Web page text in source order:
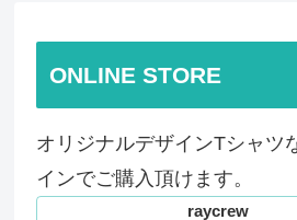
ONLINE STORE
オリジナルデザインTシャツ
インでご購入頂けます。
raycrew